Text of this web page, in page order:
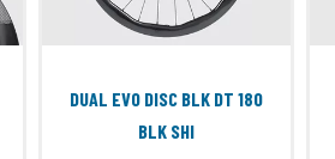
DUAL EVO DISC BLK DT 180
BLK SHI